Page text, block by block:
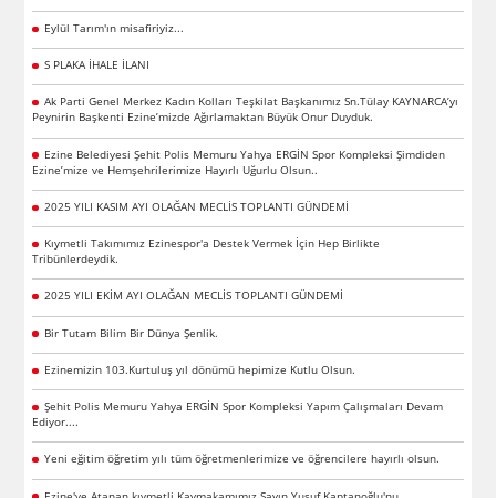
Eylül Tarım'ın misafiriyiz...
S PLAKA İHALE İLANI
Ak Parti Genel Merkez Kadın Kolları Teşkilat Başkanımız Sn.Tülay KAYNARCA’yı
Peynirin Başkenti Ezine’mizde Ağırlamaktan Büyük Onur Duyduk.
Ezine Belediyesi Şehit Polis Memuru Yahya ERGİN Spor Kompleksi Şimdiden
Ezine’mize ve Hemşehrilerimize Hayırlı Uğurlu Olsun..
2025 YILI KASIM AYI OLAĞAN MECLİS TOPLANTI GÜNDEMİ
Kıymetli Takımımız Ezinespor'a Destek Vermek İçin Hep Birlikte
Tribünlerdeydik.
2025 YILI EKİM AYI OLAĞAN MECLİS TOPLANTI GÜNDEMİ
Bir Tutam Bilim Bir Dünya Şenlik.
Ezinemizin 103.Kurtuluş yıl dönümü hepimize Kutlu Olsun.
Şehit Polis Memuru Yahya ERGİN Spor Kompleksi Yapım Çalışmaları Devam
Ediyor....
Yeni eğitim öğretim yılı tüm öğretmenlerimize ve öğrencilere hayırlı olsun.